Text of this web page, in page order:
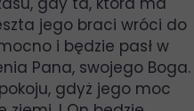
jego braci wróci do
i będzie pasł w
Pana, swojego Boga.
gdyż jego moc